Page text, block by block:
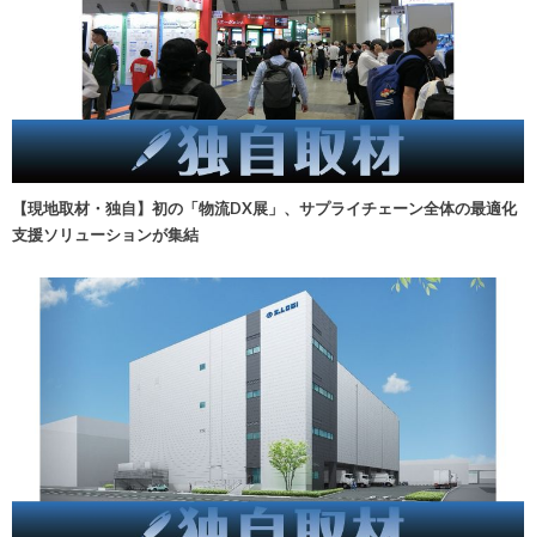
【現地取材・独自】初の「物流DX展」、サプライチェーン全体の最適化
支援ソリューションが集結